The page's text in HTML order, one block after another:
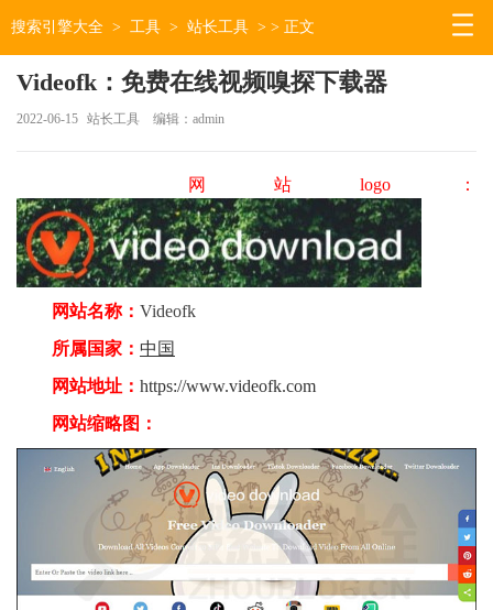
搜索引擎大全 > 工具 > 站长工具 > > 正文
Videofk：免费在线视频嗅探下载器
2022-06-15 站长工具 编辑：admin
网站logo：
网站名称： Videofk
所属国家： 中国
网站地址： https://www.videofk.com
网站缩略图：